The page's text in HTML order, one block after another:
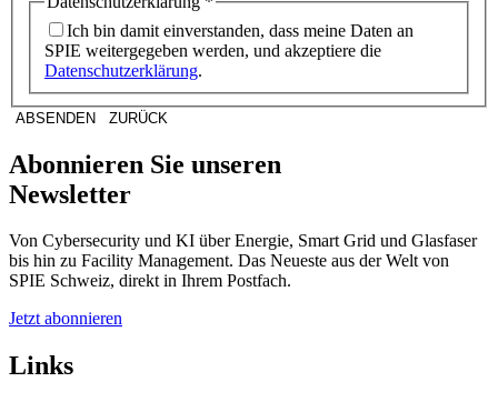
Ich bin damit einverstanden, dass meine Daten an
SPIE weitergegeben werden, und akzeptiere die
Datenschutzerklärung.
ABSENDEN ZURÜCK
Abonnieren Sie unseren
Newsletter
Von Cybersecurity und KI über Energie, Smart Grid und Glasfaser
bis hin zu Facility Management. Das Neueste aus der Welt von
SPIE Schweiz, direkt in Ihrem Postfach.
Jetzt abonnieren
Links